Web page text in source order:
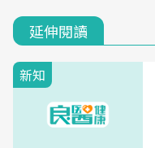
延伸閱讀
新知